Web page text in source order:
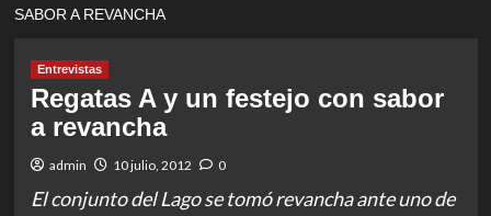
SABOR A REVANCHA
Entrevistas
Regatas A y un festejo con sabor
a revancha
admin 10 julio, 2012 0
El conjunto del Lago se tomó revancha ante uno de